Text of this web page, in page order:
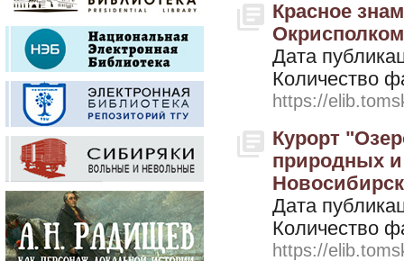
Красное
Дата
Количество
https://
Курорт
природных и
Дата
Количество
https://